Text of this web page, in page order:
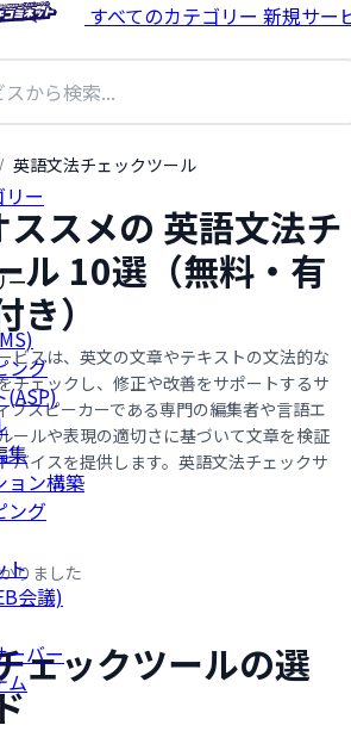
すべてのカテゴリー 新規サー
ー
ー
ング
(ASP)
集
ョン構築
ング
ト
会議)
バー
ム
/ 英語文法チェックツール
スメの 英語文法チ
ル 10選（無料・有
）
ビスは、英文の文章やテキストの文法的な
チェックし、修正や改善をサポートするサ
ブスピーカーである専門の編集者や言語エ
ールや表現の適切さに基づいて文章を検証
バイスを提供します。英語文法チェックサ
りました
ェックツールの選